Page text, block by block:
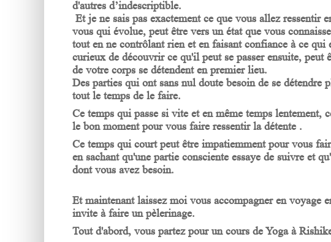
d'autres d’indescriptible.
Et je ne sais pas exactement ce que vous allez ressentir
vous qui évolue, peut être vers un état que vous
tout en ne contrôlant rien et en faisant confiance à ce
curieux de découvrir ce qu'il peut se passer ensuite, peut
de votre corps se détendent en premier lieu.
Des parties qui ont sans nul doute besoin de se détendre
tout le temps de le faire.
Ce temps qui passe si vite et en même temps lentement,
le bon moment pour vous faire ressentir la détente .
Ce temps qui court peut être impatiemment pour vous
en sachant qu'une partie consciente essaye de suivre et
dont vous avez besoin.
Et maintenant laissez moi vous accompagner en voyage
invite à faire un pèlerinage.
Tout d'abord, vous partez pour un cours de Yoga à